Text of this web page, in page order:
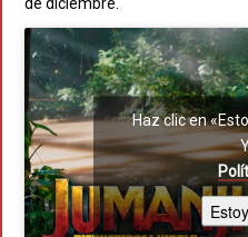
de diciembre.
Haz clic en